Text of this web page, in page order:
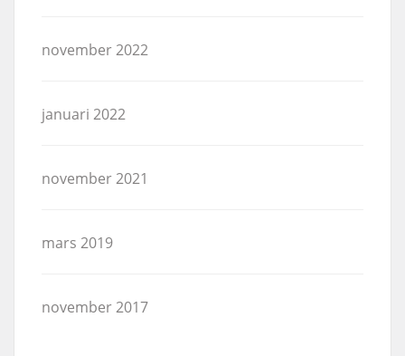
november 2022
januari 2022
november 2021
mars 2019
november 2017